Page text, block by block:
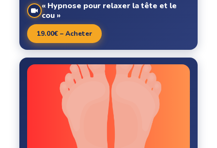
« Hypnose pour relaxer la tête et le
cou »
19.00€ – Acheter